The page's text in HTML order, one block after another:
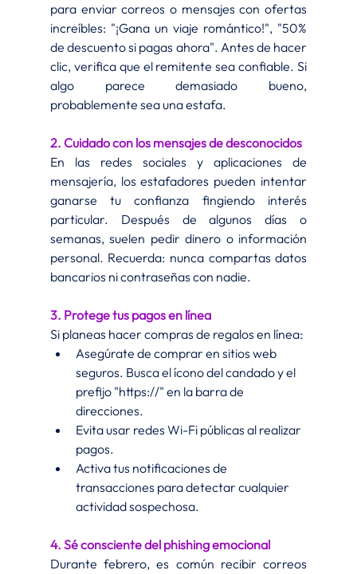
para enviar correos o mensajes con ofertas
increíbles: "¡Gana un viaje romántico!", "50%
de descuento si pagas ahora". Antes de hacer
clic, verifica que el remitente sea confiable. Si
algo parece demasiado bueno,
probablemente sea una estafa.
2. Cuidado con los mensajes de desconocidos
En las redes sociales y aplicaciones de
mensajería, los estafadores pueden intentar
ganarse tu confianza fingiendo interés
particular. Después de algunos días o
semanas, suelen pedir dinero o información
personal. Recuerda: nunca compartas datos
bancarios ni contraseñas con nadie.
3. Protege tus pagos en línea
Si planeas hacer compras de regalos en línea:
Asegúrate de comprar en sitios web
seguros. Busca el ícono del candado y el
prefijo "https://" en la barra de
direcciones.
Evita usar redes Wi-Fi públicas al realizar
pagos.
Activa tus notificaciones de
transacciones para detectar cualquier
actividad sospechosa.
4. Sé consciente del phishing emocional
Durante febrero, es común recibir correos